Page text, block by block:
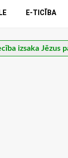
E-TICĪBA
izsaka Jēzus